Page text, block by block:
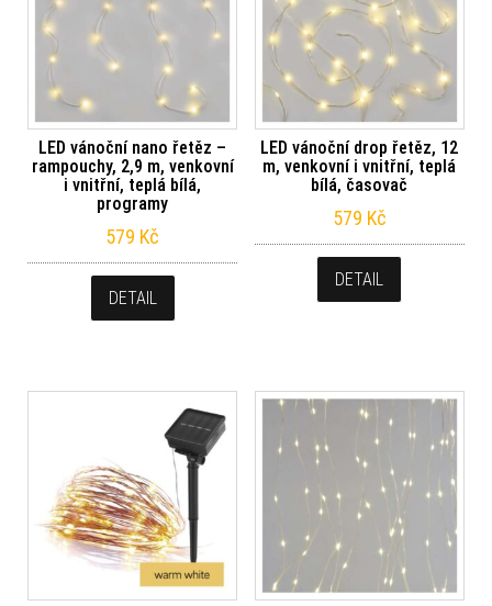
LED vánoční nano řetěz –
rampouchy, 2,9 m, venkovní
i vnitřní, teplá bílá,
programy
579 Kč
DETAIL
LED vánoční drop řetěz, 12
m, venkovní i vnitřní, teplá
bílá, časovač
579 Kč
DETAIL